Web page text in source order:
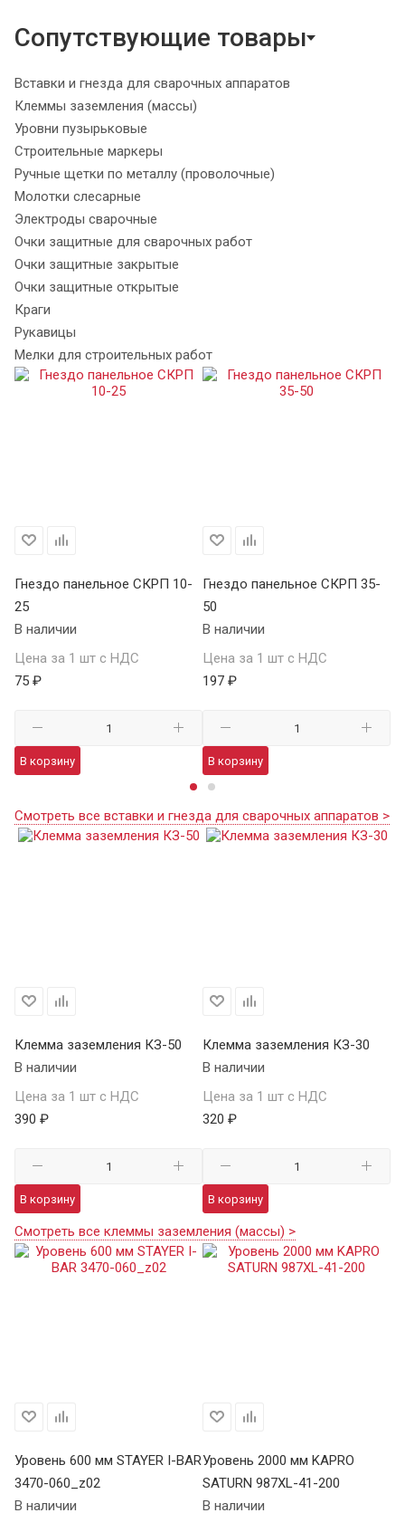
Сопутствующие товары
Вставки и гнезда для сварочных аппаратов
Клеммы заземления (массы)
Уровни пузырьковые
Строительные маркеры
Ручные щетки по металлу (проволочные)
Молотки слесарные
Электроды сварочные
Очки защитные для сварочных работ
Очки защитные закрытые
Очки защитные открытые
Краги
Рукавицы
Мелки для строительных работ
Гнездо панельное СКРП 10-
25
В наличии
Цена за 1 шт с НДС
75 ₽
В корзину
Гнездо панельное СКРП 35-
50
В наличии
Цена за 1 шт с НДС
197 ₽
В корзину
Смотреть все вставки и гнезда для сварочных аппаратов >
Клемма заземления КЗ-50
В наличии
Цена за 1 шт с НДС
390 ₽
В корзину
Клемма заземления КЗ-30
В наличии
Цена за 1 шт с НДС
320 ₽
В корзину
Смотреть все клеммы заземления (массы) >
Уровень 600 мм STAYER I-BAR
3470-060_z02
В наличии
Уровень 2000 мм KAPRO
SATURN 987XL-41-200
В наличии